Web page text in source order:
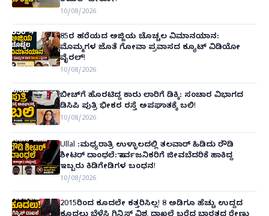
10/08/2026
85ರ ಹರೆಯದ ಅಜ್ಜಿಯ ಚೊಚ್ಚಲ ವಿಮಾನಯಾನ:
ಮೊಮ್ಮಗಳ ಜೊತೆ ಗೋವಾ ಪ್ರವಾಸದ ಕ್ಯೂಟ್ ವಿಡಿಯೋ
ವೈರಲ್!
10/08/2026
ಬೀಚ್‌ಗೆ ಹೊರಟಿದ್ದ ಕಾರು ಲಾರಿಗೆ ಡಿಕ್ಕಿ: ಸಂಚಾರ ವಿಭಾಗದ
ಡಿಸಿಪಿ ಪುತ್ರಿ ಭೀಕರ ರಸ್ತೆ ಅಪಘಾತಕ್ಕೆ ಬಲಿ!
10/08/2026
Ullal :ಮಧ್ಯರಾತ್ರಿ ಉಳ್ಳಾಲದಲ್ಲಿ ತಲವಾರ್ ಹಿಡಿದು ರೌಡಿ
ಶೀಟರ್ ದಾಂಧಲೆ: ಸಾರ್ವಜನಿಕರಿಗೆ ಜೀವಬೆದರಿಕೆ ಹಾಕಿದ್ದ
ಇಬ್ಬರು ಕಿಡಿಗೇಡಿಗಳ ಬಂಧನ!
10/08/2026
2015ರಿಂದ ಕೂದಲೇ ಕತ್ತರಿಸಿಲ್ಲ! 8 ಅಡಿಗೂ ಹೆಚ್ಚು ಉದ್ದದ